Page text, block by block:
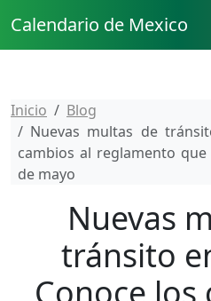
Calendario de Mexico
Inicio
Blog
Nuevas multas de
cambios al reglamento
de mayo
Nuevas
tránsito
Conoce los